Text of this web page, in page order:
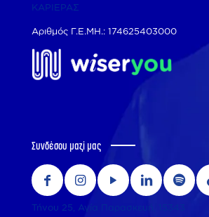
ΚΑΡΙΕΡΑΣ
Αριθμός Γ.Ε.ΜΗ.: 174625403000
Συνδέσου μαζί μας
Τήνου 25, Αγία Παρασκευή, 15343